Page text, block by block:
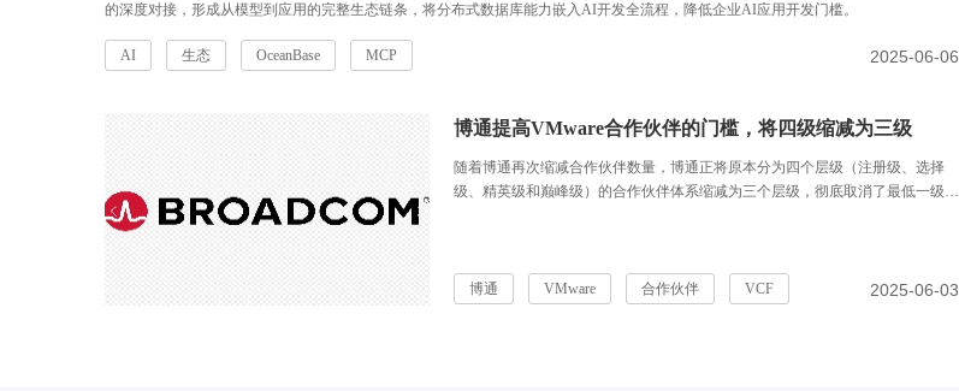
的深度对接，形成从模型到应用的完整生态链条，将分布式数据库能力嵌入AI开发全流程，降低企业AI应用开发门槛。
AI 生态 OceanBase MCP 2025-06-06
博通提高VMware合作伙伴的门槛，将四级缩减为三级
随着博通再次缩减合作伙伴数量，博通正将原本分为四个层级（注册级、选择
级、精英级和巅峰级）的合作伙伴体系缩减为三个层级，彻底取消了最低一级
博通 VMware 合作伙伴 VCF 2025-06-03